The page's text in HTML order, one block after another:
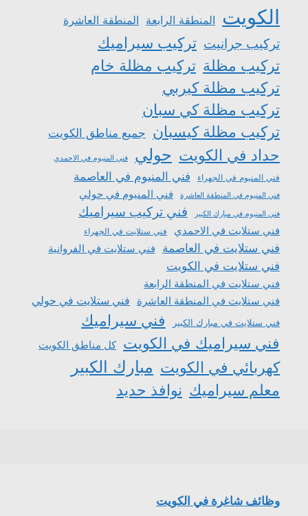
الكويت المنطقة الرابعة المنطقة العاشرة
تركيب جرانيت تركيب سيراميك
تركيب مظلة تركيب مظلة خام
تركيب مظلة كيربي
تركيب مظلة كي سبان
تركيب مظلة كيسبان جميع مناطق الكويت
حداد في الكويت حولي فني المنيوم في الاحمدي
فني المنيوم في الجهراء فني المنيوم في العاصمة
فني المنيوم في المنطقة العاشرة فني المنيوم في حولي
فني المنيوم في مبارك الكبير فني تركيب سيراميك
فني ستلايت في الاحمدي فني ستلايت في الجهراء
فني ستلايت في العاصمة فني ستلايت في الفروانية
فني ستلايت في الكويت
فني ستلايت في المنطقة الرابعة
فني ستلايت في المنطقة العاشرة فني ستلايت في حولي
فني ستلايت في مبارك الكبير
فني سيراميك
فني سيراميك في الكويت
كل مناطق الكويت
كهربائي في الكويت مبارك الكبير
معلم سيراميك نوافذ حديد
وظائف شاغرة في الكويت